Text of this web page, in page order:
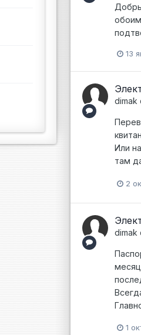
13
dimak
Или
там
2
dimak
1